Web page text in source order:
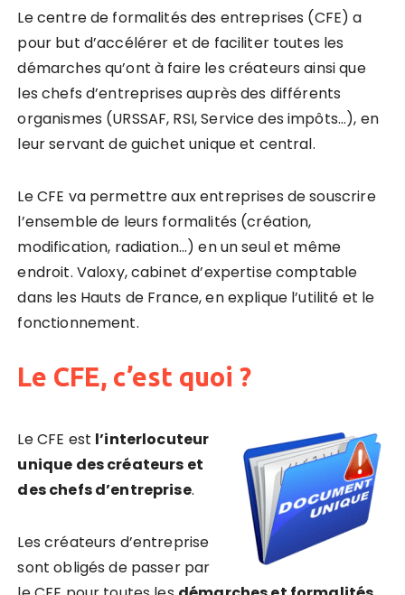
Le centre de formalités des entreprises (CFE) a
pour but d’accélérer et de faciliter toutes les
démarches qu’ont à faire les créateurs ainsi que
les chefs d’entreprises auprès des différents
organismes (URSSAF, RSI, Service des impôts…), en
leur servant de guichet unique et central.
Le CFE va permettre aux entreprises de souscrire
l’ensemble de leurs formalités (création,
modification, radiation…) en un seul et même
endroit. Valoxy, cabinet d’expertise comptable
dans les Hauts de France, en explique l’utilité et le
fonctionnement.
Le CFE, c’est quoi ?
Le CFE est l’interlocuteur
unique des créateurs et
des chefs d’entreprise.
Les créateurs d’entreprise
sont obligés de passer par